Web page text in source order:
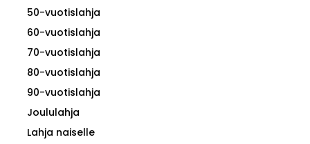
50-vuotislahja
60-vuotislahja
70-vuotislahja
80-vuotislahja
90-vuotislahja
Joululahja
Lahja naiselle